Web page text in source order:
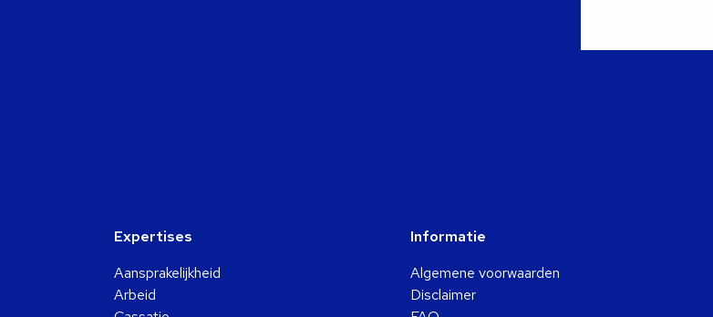
Expertises
Aansprakelijkheid
Arbeid
Informatie
Algemene voorwaarden
Disclaimer